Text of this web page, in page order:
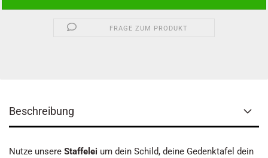
FRAGE ZUM PRODUKT
Beschreibung
Nutze unsere Staffelei um dein Schild, deine Gedenktafel dein